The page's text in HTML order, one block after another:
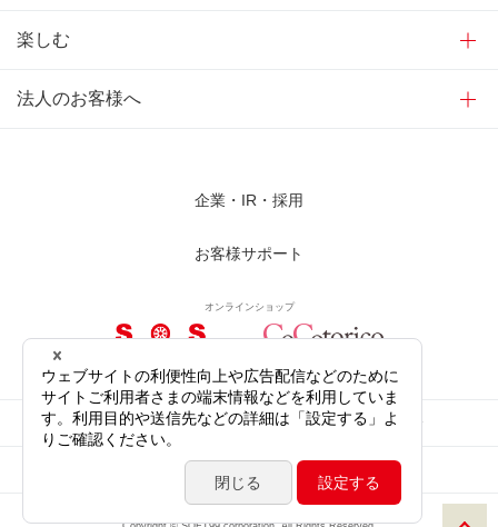
楽しむ
法人のお客様へ
企業・IR・採用
お客様サポート
オンラインショップ
サイトご利用にあたって プライバシーポリシー
サイトマップ